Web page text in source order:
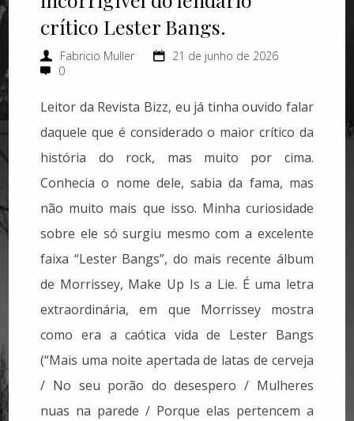
crítico Lester Bangs.
Fabricio Muller
21 de junho de 2026
0
Leitor da Revista Bizz, eu já tinha ouvido falar
daquele que é considerado o maior crítico da
história do rock, mas muito por cima.
Conhecia o nome dele, sabia da fama, mas
não muito mais que isso. Minha curiosidade
sobre ele só surgiu mesmo com a excelente
faixa “Lester Bangs”, do mais recente álbum
de Morrissey, Make Up Is a Lie. É uma letra
extraordinária, em que Morrissey mostra
como era a caótica vida de Lester Bangs
(“Mais uma noite apertada de latas de cerveja
/ No seu porão do desespero / Mulheres
nuas na parede / Porque elas pertencem a